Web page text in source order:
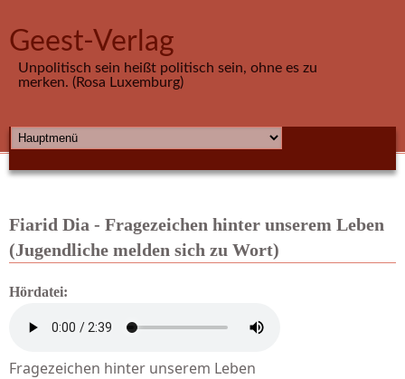
Geest-Verlag
Unpolitisch sein heißt politisch sein, ohne es zu
merken. (Rosa Luxemburg)
HAUPTMENÜ
Fiarid Dia - Fragezeichen hinter unserem Leben
(Jugendliche melden sich zu Wort)
Hördatei:
Fragezeichen hinter unserem Leben